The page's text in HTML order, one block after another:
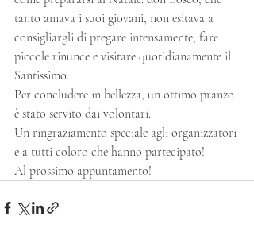
tanto amava i suoi giovani, non esitava a
consigliargli di pregare intensamente, fare
piccole rinunce e visitare quotidianamente il
Santissimo.
Per concludere in bellezza, un ottimo pranzo
è stato servito dai volontari.
Un ringraziamento speciale agli organizzatori
e a tutti coloro che hanno partecipato!
Al prossimo appuntamento!